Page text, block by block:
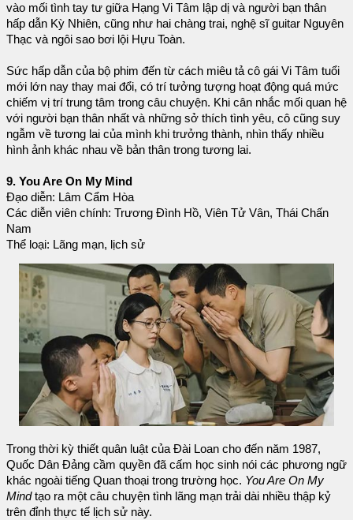
vào mối tình tay tư giữa Hạng Vi Tâm lập dị và người bạn thân
hấp dẫn Kỳ Nhiên, cũng như hai chàng trai, nghệ sĩ guitar Nguyên
Thạc và ngôi sao bơi lội Hựu Toàn.
Sức hấp dẫn của bộ phim đến từ cách miêu tả cô gái Vi Tâm tuổi
mới lớn nay thay mai đổi, có trí tưởng tượng hoạt động quá mức
chiếm vị trí trung tâm trong câu chuyện. Khi cân nhắc mối quan hệ
với người bạn thân nhất và những sở thích tình yêu, cô cũng suy
ngẫm về tương lai của mình khi trưởng thành, nhìn thấy nhiều
hình ảnh khác nhau về bản thân trong tương lai.
9. You Are On My Mind
Đạo diễn: Lâm Cẩm Hòa
Các diễn viên chính: Trương Đình Hồ, Viên Tử Vân, Thái Chấn
Nam
Thể loại: Lãng mạn, lịch sử
Trong thời kỳ thiết quân luật của Đài Loan cho đến năm 1987,
Quốc Dân Đảng cầm quyền đã cấm học sinh nói các phương ngữ
khác ngoài tiếng Quan thoại trong trường học. You Are On My
Mindtạo ra một câu chuyện tình lãng mạn trải dài nhiều thập kỷ
trên đỉnh thực tế lịch sử này.